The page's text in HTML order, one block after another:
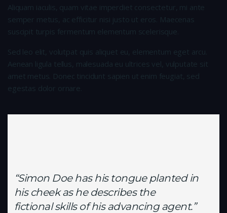
Aliquam iaculis, quam vitae imperdiet consectetur, mi ante
semper metus, ac efficitur nisi justo ut eros. Maecenas
suscipit turpis fermentum elementum scelerisque.
Sed leo elit, volutpat quis aliquet eu, elementum eget arcu.
Aenean ligula tellus, malesuada eu ultrices vel, vulputate sit
amet metus. Donec tincidunt sapien ut enim feugiat, sed
egestas dolor ornare.
“Simon Doe has his tongue planted in
his cheek as he describes the
fictional skills of his advancing agent.”